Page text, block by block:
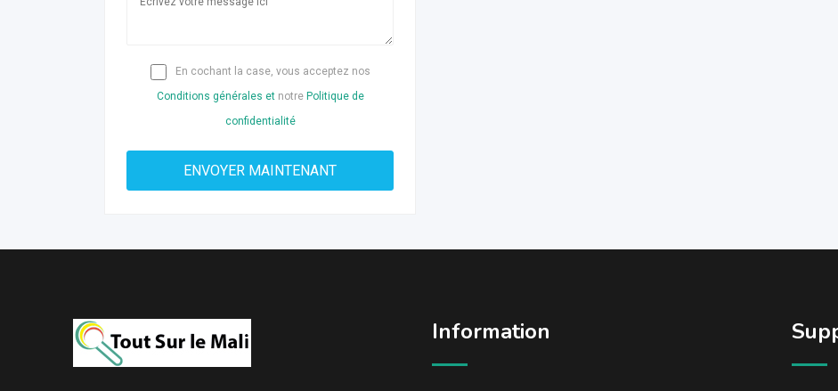
En cochant la case, vous acceptez nos
Conditions générales etnotre Politique de
confidentialité
Information